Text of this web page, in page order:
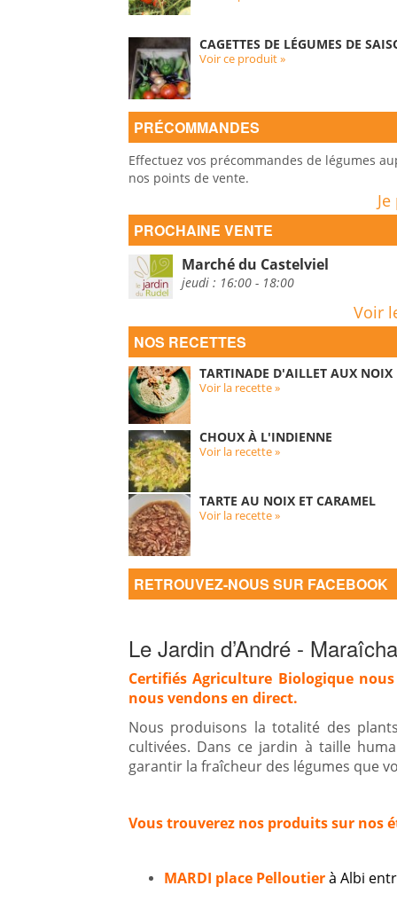
CAGETTES DE LÉGUMES DE
Voir ce produit »
PRÉCOMMANDES
Effectuez vos précommandes de légumes
nos points de vente.
PROCHAINE VENTE
Marché du Castelviel
jeudi : 16:00 - 18:00
Voir
NOS RECETTES
TARTINADE D'AILLET AUX NOIX
Voir la recette »
CHOUX À L'INDIENNE
Voir la recette »
TARTE AU NOIX ET CARAMEL
Voir la recette »
RETROUVEZ-NOUS SUR FACEBOOK
Le Jardin d’André -
Certifiés Agriculture Biologique
nous vendons en direct.
Nous produisons la totalité des
cultivées. Dans ce jardin à taille
garantir la fraîcheur des légumes que
Vous trouverez nos produits sur nos
MARDI place Pelloutierà Albi